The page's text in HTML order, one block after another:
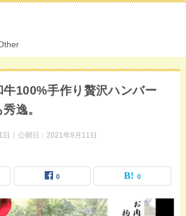
牛100%手作り贅沢ハンバー
逸。
日 公開日： 2021年9月11日
0 0